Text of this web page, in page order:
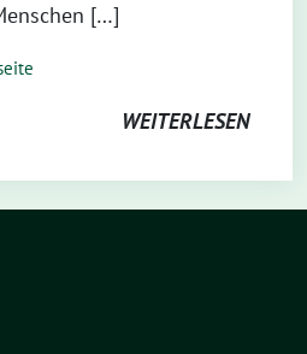
[…]
WEITERLESEN